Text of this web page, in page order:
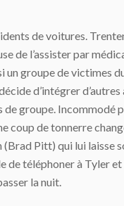
de voitures.
de l’assister par
groupe de victimes
d’intégrer
groupe. Incommodé
coup de tonnerre
Pitt) qui lui laisse
téléphoner à Tyler
la nuit.